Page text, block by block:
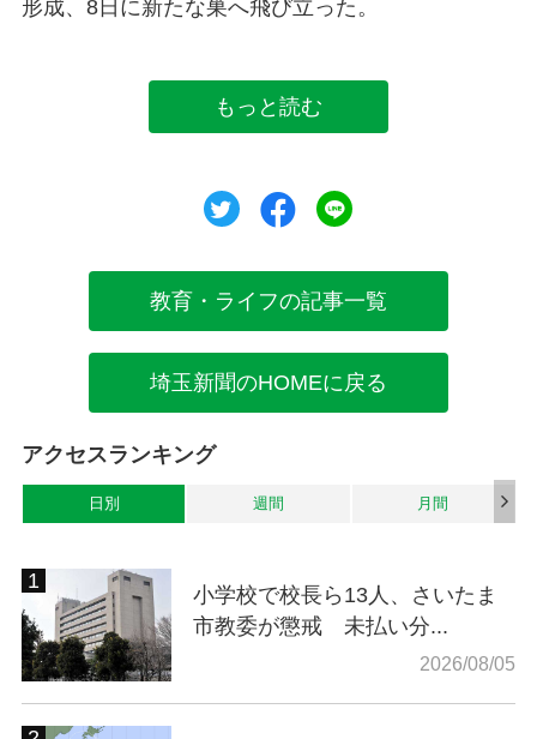
形成、8日に新たな巣へ飛び立った。
もっと読む
ツイートシェア
教育・ライフの記事一覧
埼玉新聞のHOMEに戻る
アクセスランキング
日別 週間 月間
小学校で校長ら13人、さいたま
市教委が懲戒 未払い分...
2026/08/05